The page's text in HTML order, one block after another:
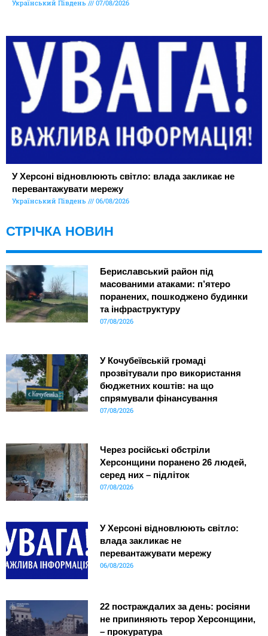
Український Південь 07/08/2026
У Херсоні відновлюють світло: влада закликає не
перевантажувати мережу
Український Південь 06/08/2026
СТРІЧКА НОВИН
Бериславський район під
масованими атаками: п’ятеро
поранених, пошкоджено будинки
та інфраструктуру
07/08/2026
У Кочубеївській громаді
прозвітували про використання
бюджетних коштів: на що
спрямували фінансування
07/08/2026
Через російські обстріли
Херсонщини поранено 26 людей,
серед них – підліток
07/08/2026
У Херсоні відновлюють світло:
влада закликає не
перевантажувати мережу
06/08/2026
22 постраждалих за день: росіяни
не припиняють терор Херсонщини,
– прокуратура